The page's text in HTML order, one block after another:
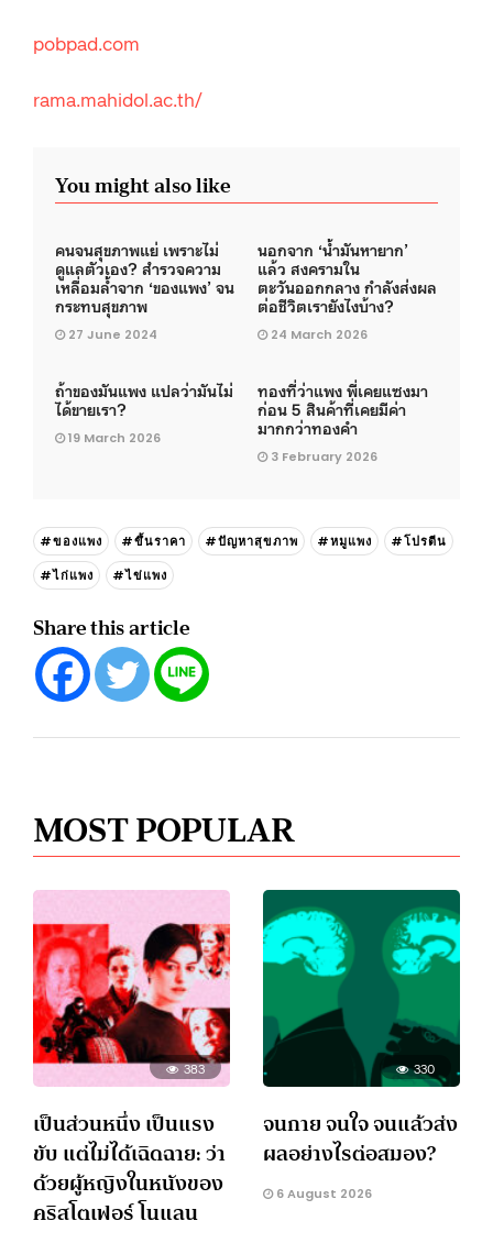
pobpad.com
rama.mahidol.ac.th/
You might also like
คนจนสุขภาพแย่ เพราะไม่
ดูแลตัวเอง? สำรวจความ
เหลื่อมล้ำจาก ‘ของแพง’ จน
กระทบสุขภาพ
27 June 2024
นอกจาก ‘น้ำมันหายาก’
แล้ว สงครามใน
ตะวันออกกลาง กำลังส่งผล
ต่อชีวิตเรายังไงบ้าง?
24 March 2026
ถ้าของมันแพง แปลว่ามันไม่
ได้ขายเรา?
19 March 2026
ทองที่ว่าแพง พี่เคยแซงมา
ก่อน 5 สินค้าที่เคยมีค่า
มากกว่าทองคำ
3 February 2026
#ของแพง #ขึ้นราคา #ปัญหาสุขภาพ #หมูแพง
#โปรตีน
#ไก่แพง
#ไข่แพง
Share this article
MOST POPULAR
383
เป็นส่วนหนึ่ง เป็นแรง
ขับ แต่ไม่ได้เฉิดฉาย: ว่า
ด้วยผู้หญิงในหนังของ
คริสโตเฟอร์ โนแลน
330
จนกาย จนใจ จนแล้วส่ง
ผลอย่างไรต่อสมอง?
6 August 2026